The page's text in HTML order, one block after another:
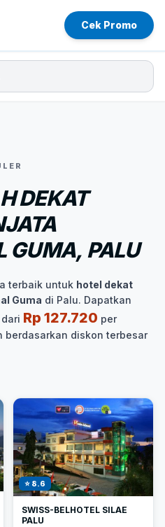
Cek Promo
DEKAT
GUMA, PALU
terbaik untuk hotel dekat
Guma di Palu. Dapatkan
Rp 127.720 per
berdasarkan diskon terbesar
⭐ 8.6
SWISS-BELHOTEL SILAE
PALU